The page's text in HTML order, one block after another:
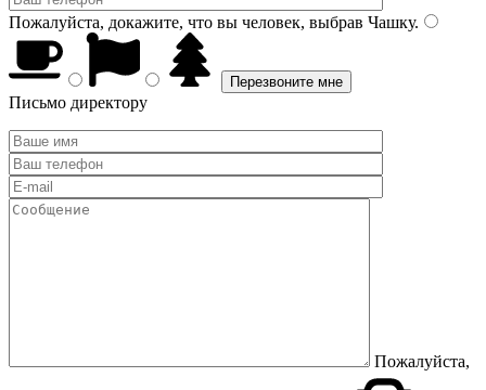
Пожалуйста, докажите, что вы человек, выбрав Чашку.
Письмо директору
Пожалуйста,